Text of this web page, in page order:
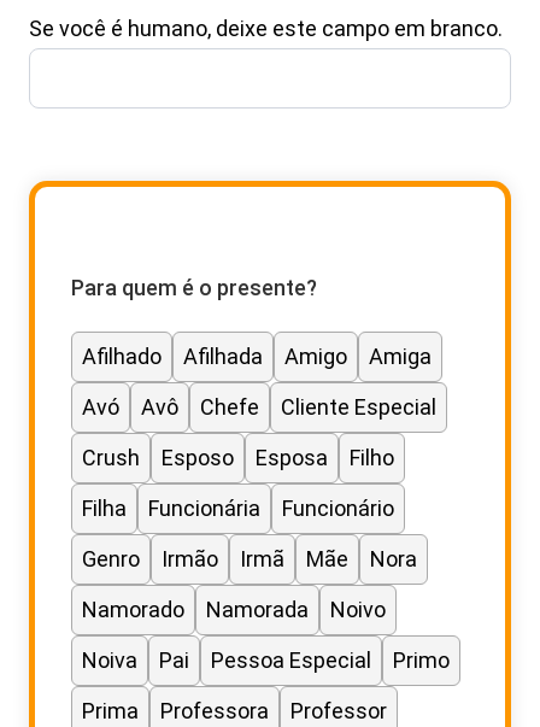
Cartão
Se você é humano, deixe este campo em branco.
Para quem é o presente?
Afilhado Afilhada Amigo
Amiga
Avó
Avô Chefe
Cliente Especial
Crush
Esposo Esposa
Filho
Filha
Funcionária
Funcionário
Genro
Irmão Irmã Mãe
Nora
Namorado
Namorada
Noivo
Noiva
Pai Pessoa Especial
Primo
Prima
Professora Professor